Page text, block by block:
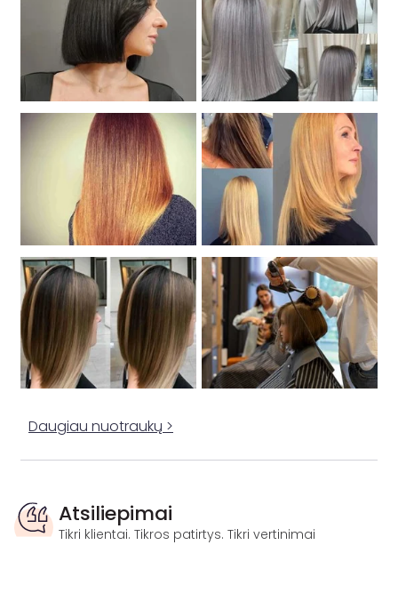
Daugiau nuotraukų >
Atsiliepimai
Tikri klientai. Tikros patirtys. Tikri vertinimai